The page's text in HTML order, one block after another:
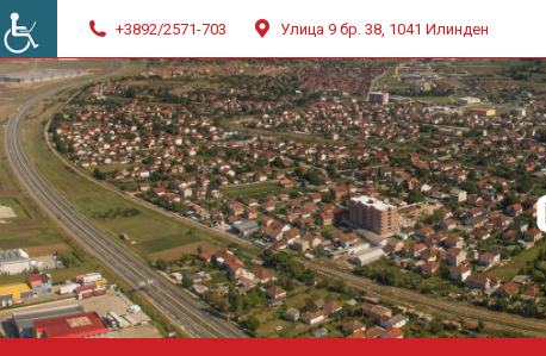
+3892/2571-703 Улица 9 бр. 38, 1041 Илинден